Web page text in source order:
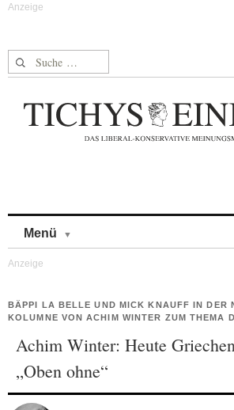
Suche nach:
Menü
BÄPPI LA BELLE UND MICK KNAUFF IN DER
KOLUMNE VON ACHIM WINTER ZUM THEMA
Achim Winter: Heute
„Oben ohne“